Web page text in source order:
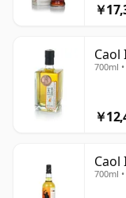
￥
Caol
700ml
￥
Caol
700ml